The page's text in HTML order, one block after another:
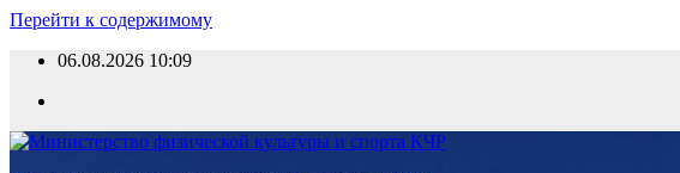
Перейти к содержимому
06.08.2026 10:09